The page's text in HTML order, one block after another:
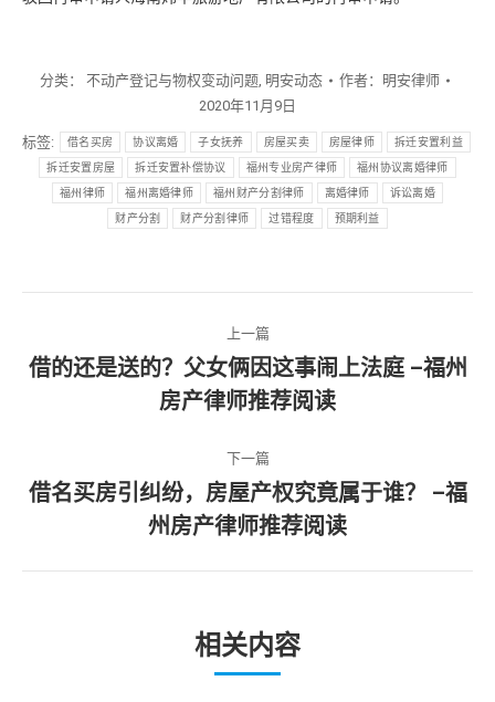
分类： 不动产登记与物权变动问题, 明安动态 作者： 明安律师
2020年11月9日
标签: 借名买房 协议离婚 子女抚养 房屋买卖 房屋律师 拆迁安置利益
拆迁安置房屋 拆迁安置补偿协议 福州专业房产律师 福州协议离婚律师
福州律师 福州离婚律师 福州财产分割律师 离婚律师 诉讼离婚
财产分割 财产分割律师 过错程度 预期利益
章
上一篇
上
一
章：
借的还是送的？父女俩因这事闹上法庭 –福州
房产律师推荐阅读
下一篇
下
一
篇
章：
借名买房引纠纷，房屋产权究竟属于谁？ –福
州房产律师推荐阅读
相关内容